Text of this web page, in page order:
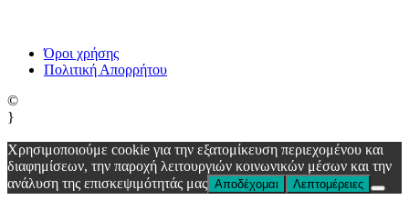
Όροι χρήσης
Πολιτική Απορρήτου
©
}
Χρησιμοποιούμε cookie για την εξατομίκευση περιεχομένου και
διαφημίσεων, την παροχή λειτουργιών κοινωνικών μέσων και την
ανάλυση της επισκεψιμότητάς μας Αποδέχομαι Λεπτομέρειες